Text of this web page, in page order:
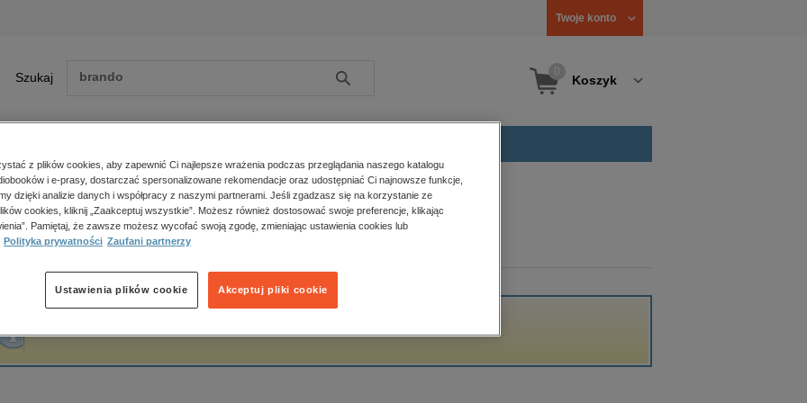
Twoje konto
Szukaj Szukaj Koszyk
Zobacz wszystkie E-prasa
polityka, społeczno-informacyjne
psychologiczne
popularno-naukowe
historia
główna Janek Niziński
Niziński
z plików cookies, aby zapewnić Ci najlepsze wrażenia podczas przeglądania naszego katalogu
i e-prasy, dostarczać spersonalizowane rekomendacje oraz udostępniać Ci najnowsze funkcje,
dzięki analizie danych i współpracy z naszymi partnerami. Jeśli zgadzasz się na korzystanie ze
cookies, kliknij „Zaakceptuj wszystkie”. Możesz również dostosować swoje preferencje, klikając
Pamiętaj, że zawsze możesz wycofać swoją zgodę, zmieniając ustawienia cookies lub
Polityka prywatności Zaufani partnerzy
Akceptuj pliki cookie
Ustawienia plików cookie